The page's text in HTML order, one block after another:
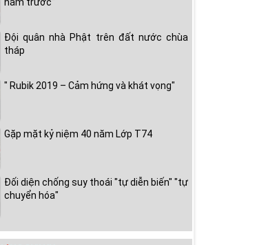
Đội quân nhà Phật trên đất nước chùa
tháp
" Rubik 2019 – Cảm hứng và khát vọng"
Gặp mặt kỷ niệm 40 năm Lớp T74
Đối diện chống suy thoái "tự diễn biến" "tự
chuyển hóa"